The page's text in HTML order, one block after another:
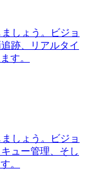
しょう。ビジョ
跡、リアルタイ
す。
しょう。ビジョ
ュー管理、そし
。